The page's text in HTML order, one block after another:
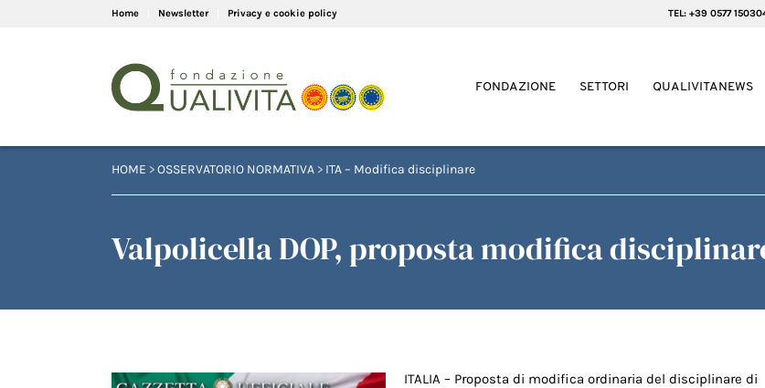
Home Newsletter Privacy e cookie policy TEL: +39 0577
FONDAZIONE SETTORI QUALIVITANEWS
HOME >OSSERVATORIO NORMATIVA > ITA – Modifica disciplinare
Valpolicella DOP, proposta modifica
ITALIA – Proposta di modifica ordinaria del disciplinare di